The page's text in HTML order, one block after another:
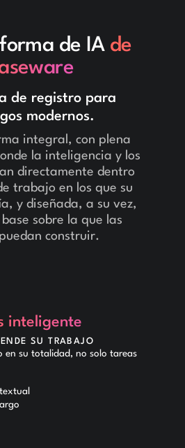
de IA de
de registro para
modernos.
integral, con plena
la inteligencia y los
directamente dentro
trabajo en los que su
y diseñada, a su vez,
sobre la que las
construir.
inteligente
SU TRABAJO
en su totalidad, no solo tareas